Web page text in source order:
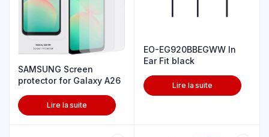
SAMSUNG Screen
protector for Galaxy A26
Lire la suite
EO-EG920BBEGWW In
Ear Fit black
Lire la suite